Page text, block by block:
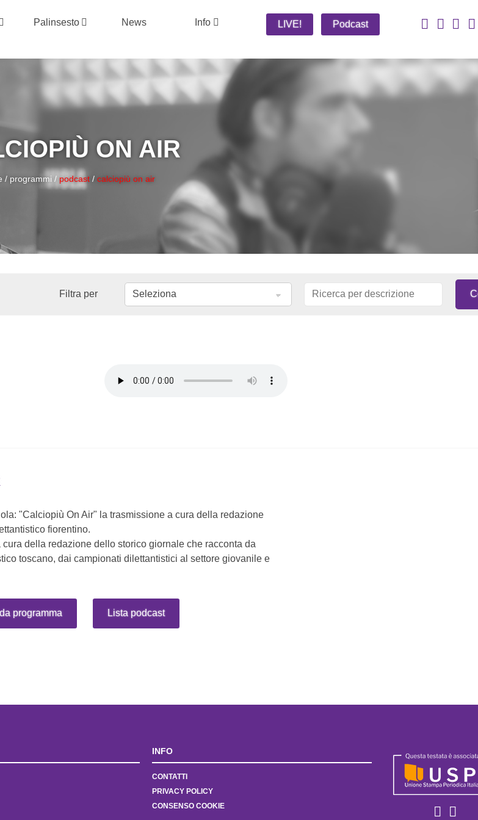
Palinsesto News Info LIVE! Podcast
ON AIR
/ programmi / podcast / calciopiù on air
Filtra per
"Calciopiù On Air" la trasmissione a cura della redazione
fiorentino.
della redazione dello storico giornale che racconta da
toscano, dai campionati dilettantistici al settore giovanile e
programma Lista podcast
INFO
CONTATTI
PRIVACY POLICY
CONSENSO COOKIE